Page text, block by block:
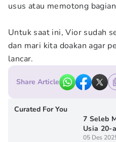
usus atau memotong
Untuk saat ini, Vior sudah
dan mari kita doakan agar
lancar.
Share Article
Curated For You
7 Seleb
Usia 20-
05 Des